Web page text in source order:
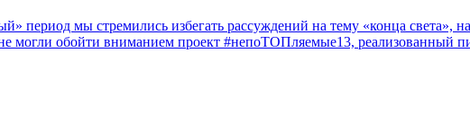
период мы стремились избегать рассуждений на тему «конца света»,
могли обойти вниманием проект #непоТОПляемые13, реализованный